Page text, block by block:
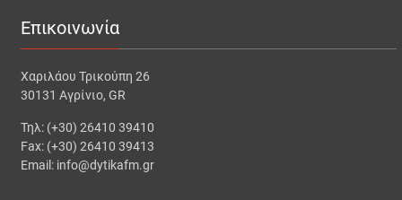
Επικοινωνία
Χαριλάου Τρικούπη 26
30131 Αγρίνιο, GR
Τηλ: (+30) 26410 39410
Fax: (+30) 26410 39413
Email: info@dytikafm.gr